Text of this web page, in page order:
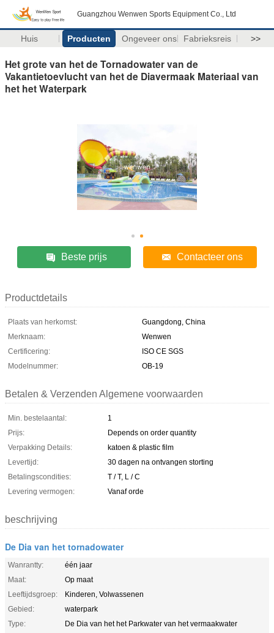
Guangzhou Wenwen Sports Equipment Co., Ltd
Huis Producten Ongeveer ons Fabrieksreis >>
Het grote van het de Tornadowater van de
Vakantietoevlucht van het de Diavermaak Materiaal van
het het Waterpark
Beste prijs Contacteer ons
Productdetails
Plaats van herkomst:
Guangdong, China
Merknaam:
Wenwen
Certificering:
ISO CE SGS
Modelnummer:
OB-19
Betalen & Verzenden Algemene voorwaarden
Min. bestelaantal:
1
Prijs:
Depends on order quantity
Verpakking Details:
katoen & plastic film
Levertijd:
30 dagen na ontvangen storting
Betalingscondities:
T / T, L / C
Levering vermogen:
Vanaf orde
beschrijving
De Dia van het tornadowater
Wanrantty:
één jaar
Maat:
Op maat
Leeftijdsgroep:
Kinderen, Volwassenen
Gebied:
waterpark
Type:
De Dia van het het Parkwater van het vermaakwater